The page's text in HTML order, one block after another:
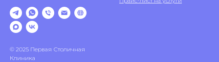
© 2025 Первая Столичная
Клиника